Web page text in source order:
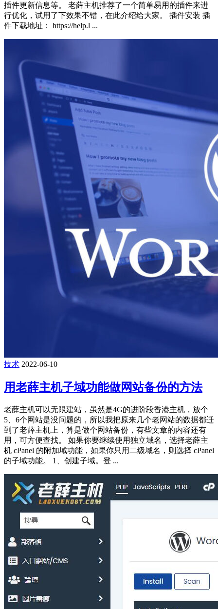
插件更新信息等。 老薛主机推荐了一个简单易用的插件来进
行优化，试用了下效果不错，在此介绍给大家。 插件安装 插
件下载地址： https://help.l ...
技术 2022-06-10
用老薛主机子域功能做网站备份的方法
老薛主机可以无限建站，虽然是4G的进阶段香港主机，放个
5、6个网站是没问题的，所以我把原来几个老网站的数据都迁
到了老薛主机上，算是做个网站备份，有些文章的内容还有
用，可方便查找。 如果你要继续使用独立域名，选择老薛主
机 cPanel 的附加域功能，如果你只用二级域名，则选择 cPanel
的子域功能。 1、创建子域。登 ...